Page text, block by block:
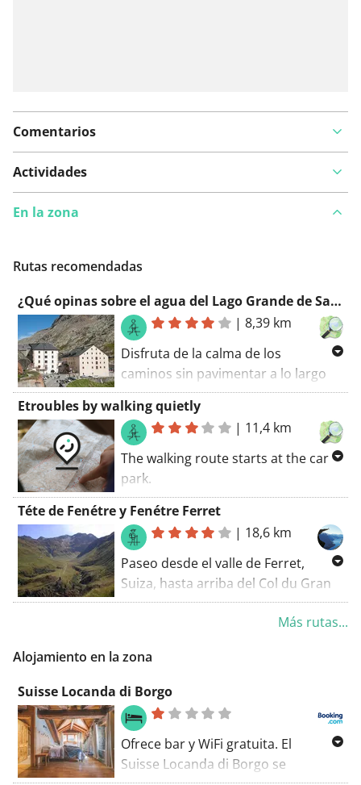
Comentarios
Actividades
En la zona
Rutas recomendadas
¿Qué opinas sobre el agua del Lago Grande de San Bernardo?
|8,39 km
Disfruta de la calma de los
caminos sin pavimentar a lo largo
de esta ruta. Si ves las marcas rojas
y blancas a lo largo del camino,
estás en uno de los senderos GR a
lo largo de tu ruta. La ruta de
senderismo comienza en el
aparcamiento. Si tuviera que
resumir esta ruta: ¡recomendada!
Etroubles by walking quietly
| 11,4 km
The walking route starts at the car
park.
Explore by hikingEtroubles. You'll
also discover a part of a long-
distance cycling trail during this
route. There are some tough climbs
along this route (but trained hikers
will probably be laughing at this).
Téte de Fenétre y Fenétre Ferret
| 18,6 km
Paseo desde el valle de Ferret,
Suiza, hasta arriba del Col du Gran
San Bernardo.
Más rutas...
Alojamiento en la zona
Suisse Locanda di Borgo
Ofrece bar y WiFi gratuita. El
Suisse Locanda di Borgo se